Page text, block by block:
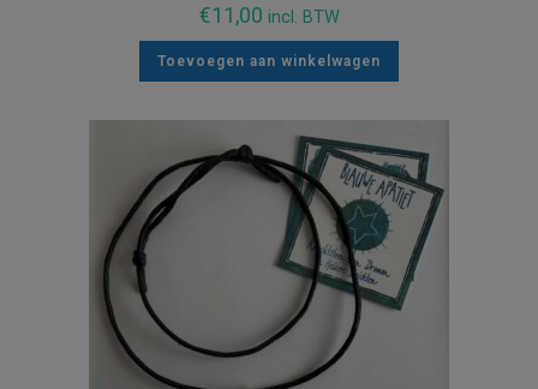
€11,00 incl. BTW
Toevoegen aan winkelwagen